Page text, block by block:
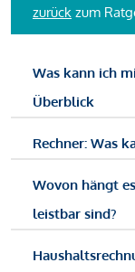
zurück zum
Was kann ich
Überblick
Rechner: Was
Wovon hängt
leistbar sind?